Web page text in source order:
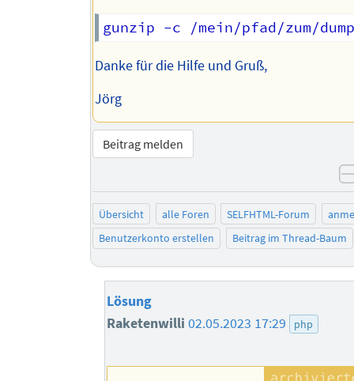
Danke für die Hilfe und Gruß,
Jörg
Beitrag melden
Übersicht alle Foren SELFHTML-Forum
Benutzerkonto erstellen
Beitrag im Thread-Baum
Lösung
Raketenwilli 02.05.2023 17:29 php